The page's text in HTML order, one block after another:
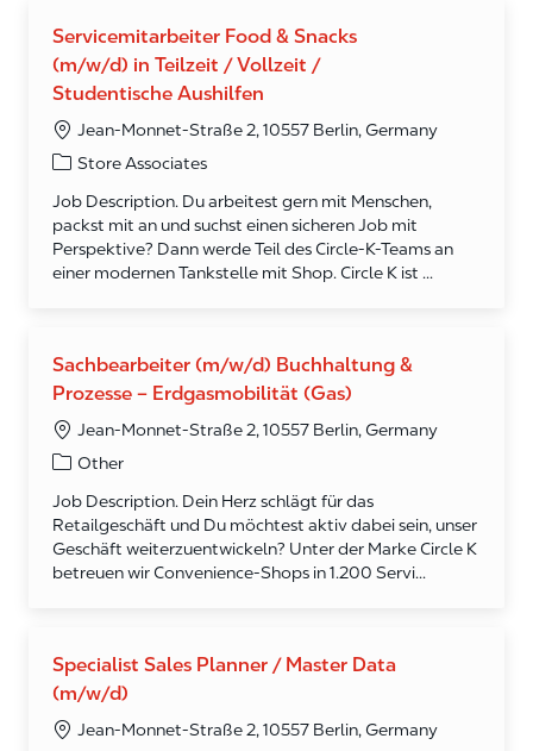
Servicemitarbeiter Food & Snacks
(m/w/d) in Teilzeit / Vollzeit /
Studentische Aushilfen
Jean-Monnet-Straße 2, 10557 Berlin, Germany
Category
Store Associates
Job Description. Du arbeitest gern mit Menschen,
packst mit an und suchst einen sicheren Job mit
Perspektive? Dann werde Teil des Circle‑K‑Teams an
einer modernen Tankstelle mit Shop. Circle K ist ...
Sachbearbeiter (m/w/d) Buchhaltung &
Prozesse – Erdgasmobilität (Gas)
Jean-Monnet-Straße 2, 10557 Berlin, Germany
Category
Other
Job Description. Dein Herz schlägt für das
Retailgeschäft und Du möchtest aktiv dabei sein, unser
Geschäft weiterzuentwickeln? Unter der Marke Circle K
betreuen wir Convenience-Shops in 1.200 Servi...
Specialist Sales Planner / Master Data
(m/w/d)
Jean-Monnet-Straße 2, 10557 Berlin, Germany